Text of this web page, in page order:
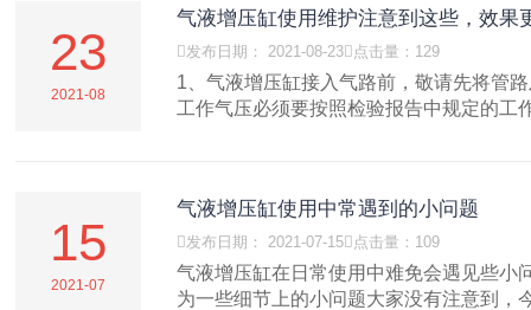
23
2021-08
气液增压缸使用维护注意到这些，效果
发布日期： 2021-08-23 点击量：129
1、气液增压缸接入气路前，敬请先将管
工作气压必须要按照检验报告中规定的工
15
2021-07
气液增压缸使用中常遇到的小问题
发布日期： 2021-07-15 点击量：109
气液增压缸在日常使用中难免会遇见些小
为一些细节上的小问题大家没有注意到，